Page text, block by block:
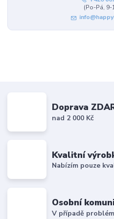
(Po-Pá, 9-
Doprava
nad 2 000 Kč
Kvalitní
Nabízím pouze
Osobní
V případě